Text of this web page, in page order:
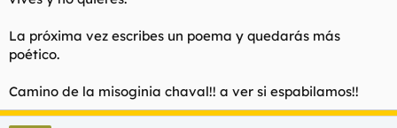
que había pisado y las sustituyeron por otras nuevas, para que
frailes pude ver una profundidad turbadora. El silencio y la
soledad les hace vivir ensimismados en continuo diálogo
personalidad que el silencio y la soledad han ido esculpiendo y
pulimentando. Dicen que fue el pintor Zurbarán quien mejor
supo retratar la experiencia mística de estos hombres extraños
La próxima vez escribes un poema y quedarás más
poético.
Camino de la misoginia chaval!! a ver si espabilamos!!